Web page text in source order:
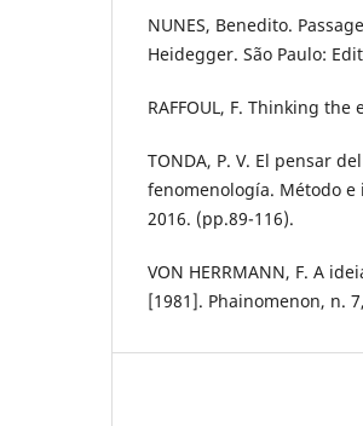
NUNES, Benedito.
Heidegger. São Paulo:
RAFFOUL, F. Thinking
TONDA, P. V. El pensar
fenomenología. Método e
2016. (pp.89-116).
VON HERRMANN, F. A
[1981]. Phainomenon, n.